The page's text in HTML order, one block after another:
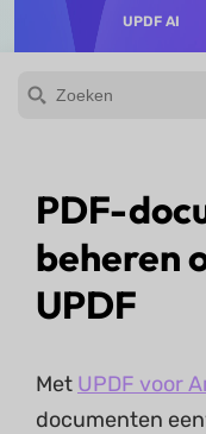
UPDF AI
PDF-
beheren
UPDF
Met UPDF voor
documenten